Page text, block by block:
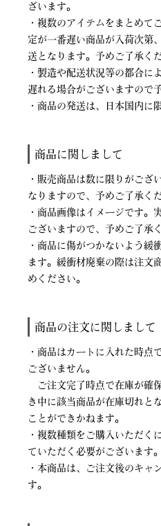
ざいます。
・複数のアイテムをまとめて
定が一番遅い商品が入荷次第
送となります。予めご了承く
・製造や配送状況等の都合に
遅れる場合がございますので
・商品の発送は、日本国内に
商品に関しまして
・販売商品は数に限りがござ
なりますので、予めご了承く
・商品画像はイメージです。
ございますので、予めご了承
・商品に傷がつかないよう緩
ます。緩衝材廃棄の際は注文
めください。
商品の注文に関しまして
・商品はカートに入れた時点
ございません。
ご注文完了時点で在庫が確
き中に該当商品が在庫切れと
ことができかねます。
・複数種類をご購入いただく
ていただく必要がございます。
・本商品は、ご注文後のキャ
す。